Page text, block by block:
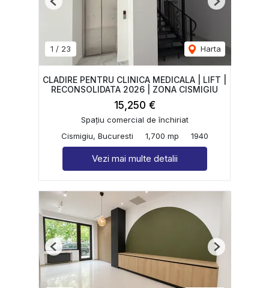
1 / 23 Harta
Previous Next
CLADIRE PENTRU CLINICA MEDICALA | LIFT |
RECONSOLIDATA 2026 | ZONA CISMIGIU
15,250 €
Spațiu comercial de închiriat
Cismigiu, Bucuresti
1,700 mp 1940
Vezi mai multe detalii
Previous Next